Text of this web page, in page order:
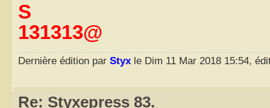
S
131313@
Dernière édition par Styx le Dim 11 Mar 2018 15:54,
Re: Styxepress 83.